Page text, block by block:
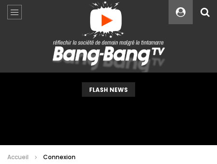
FLASH NEWS
Accueil Connexion
Custom Amount
VEUILLEZ PATIENTER...